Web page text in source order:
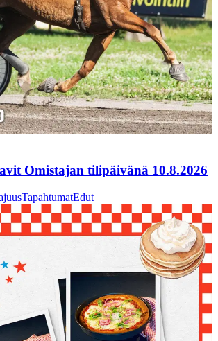
Omistajan tilipäivänä 10.8.2026
TapahtumatEdut